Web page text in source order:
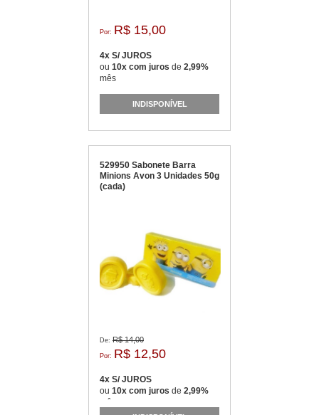
Por: R$ 15,00
4x S/ JUROS
ou 10x com juros de 2,99%
mês
INDISPONÍVEL
529950 Sabonete Barra
Minions Avon 3 Unidades 50g
(cada)
De: R$ 14,00
Por: R$ 12,50
4x S/ JUROS
ou 10x com juros de 2,99%
mês